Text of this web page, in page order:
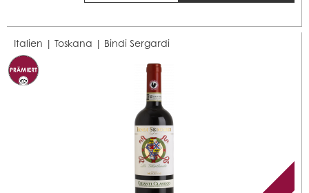
Italien | Toskana | Bindi Sergardi